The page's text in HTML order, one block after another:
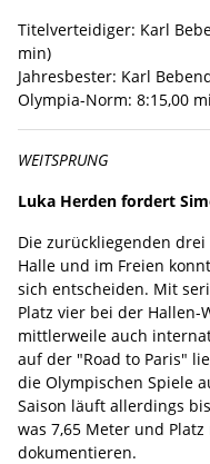
Titelverteidiger: Karl
min)
Jahresbester: Karl
Olympia-Norm: 8:15,00
WEITSPRUNG
Luka Herden fordert
Die zurückliegenden
Halle und im Freien
sich entscheiden. Mit
Platz vier bei der Hallen-
mittlerweile auch
auf der "Road to Paris"
die Olympischen Spiele
Saison läuft allerdings
was 7,65 Meter und
dokumentieren.